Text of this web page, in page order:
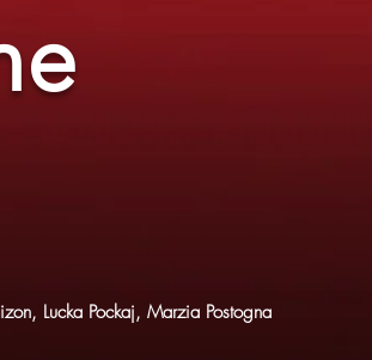
Lucka Pockaj, Marzia Postogna